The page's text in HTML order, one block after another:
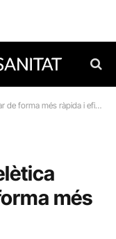
forma més ràpida i eficaç
més